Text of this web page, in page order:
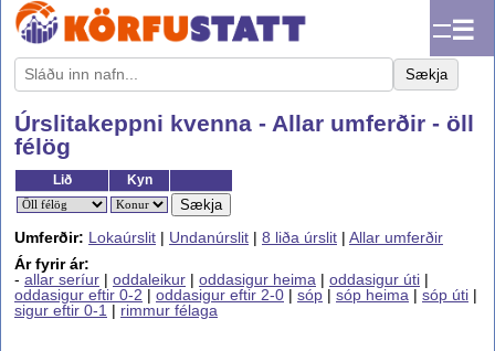
☰
Sækja
Úrslitakeppni kvenna - Allar umferðir - öll
félög
Lið Kyn
Sækja
Umferðir: Lokaúrslit | Undanúrslit | 8 liða úrslit | Allar umferðir
Ár fyrir ár:
- allar seríur | oddaleikur | oddasigur heima | oddasigur úti |
oddasigur eftir 0-2 | oddasigur eftir 2-0 | sóp | sóp heima | sóp úti |
sigur eftir 0-1 | rimmur félaga